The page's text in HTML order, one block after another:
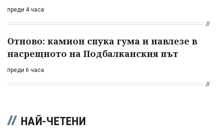
преди 4 часа
Отново: камион спука гума и навлезе в
насрещното на Подбалканския път
преди 6 часа
НАЙ-ЧЕТЕНИ